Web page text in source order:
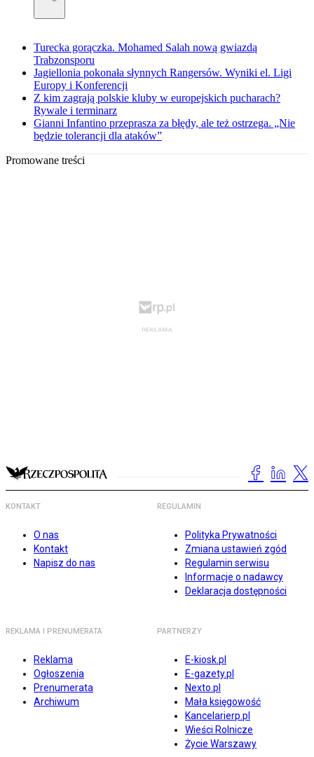
Turecka gorączka. Mohamed Salah nową gwiazdą
Trabzonsporu
Jagiellonia pokonała słynnych Rangersów. Wyniki el. Ligi
Europy i Konferencji
Z kim zagrają polskie kluby w europejskich pucharach?
Rywale i terminarz
Gianni Infantino przeprasza za błędy, ale też ostrzega. „Nie
będzie tolerancji dla ataków”
Promowane treści
KONTAKT
O nas
Kontakt
Napisz do nas
REGULAMIN
Polityka Prywatności
Zmiana ustawień zgód
Regulamin serwisu
Informacje o nadawcy
Deklaracja dostępności
REKLAMA I PRENUMERATA
Reklama
Ogłoszenia
Prenumerata
Archiwum
PARTNERZY
E-kiosk.pl
E-gazety.pl
Nexto.pl
Mała księgowość
Kancelarierp.pl
Wieści Rolnicze
Życie Warszawy